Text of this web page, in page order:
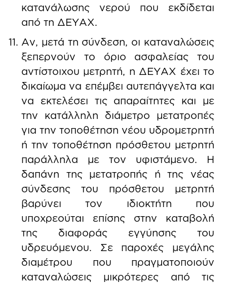
κατανάλωσης νερού που εκδίδεται
από τη ΔΕΥΑΧ.
Αν, μετά τη σύνδεση, οι καταναλώσεις
ξεπερνούν το όριο ασφαλείας του
αντίστοιχου μετρητή, η ΔΕΥΑΧ έχει το
δικαίωμα να επέμβει αυτεπάγγελτα και
να εκτελέσει τις απαραίτητες και με
την κατάλληλη διάμετρο μετατροπές
για την τοποθέτηση νέου υδρομετρητή
ή την τοποθέτηση πρόσθετου μετρητή
παράλληλα με τον υφιστάμενο. Η
δαπάνη της μετατροπής ή της νέας
σύνδεσης του πρόσθετου μετρητή
βαρύνει τον ιδιοκτήτη που
υποχρεούται επίσης στην καταβολή
της διαφοράς εγγύησης του
υδρευόμενου. Σε παροχές μεγάλης
διαμέτρου που πραγματοποιούν
καταναλώσεις μικρότερες από τις